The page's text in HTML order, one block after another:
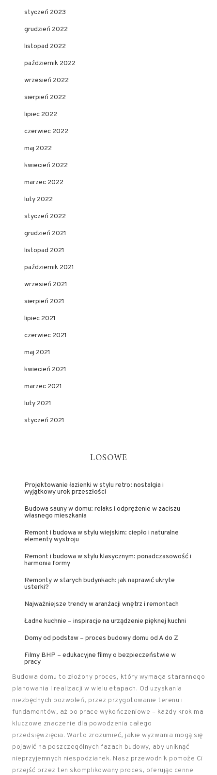
styczeń 2023
grudzień 2022
listopad 2022
październik 2022
wrzesień 2022
sierpień 2022
lipiec 2022
czerwiec 2022
maj 2022
kwiecień 2022
marzec 2022
luty 2022
styczeń 2022
grudzień 2021
listopad 2021
październik 2021
wrzesień 2021
sierpień 2021
lipiec 2021
czerwiec 2021
maj 2021
kwiecień 2021
marzec 2021
luty 2021
styczeń 2021
LOSOWE
Projektowanie łazienki w stylu retro: nostalgia i
wyjątkowy urok przeszłości
Budowa sauny w domu: relaks i odprężenie w zaciszu
własnego mieszkania
Remont i budowa w stylu wiejskim: ciepło i naturalne
elementy wystroju
Remont i budowa w stylu klasycznym: ponadczasowość i
harmonia formy
Remonty w starych budynkach: jak naprawić ukryte
usterki?
Najważniejsze trendy w aranżacji wnętrz i remontach
Ładne kuchnie – inspiracje na urządzenie pięknej kuchni
Domy od podstaw – proces budowy domu od A do Z
Filmy BHP – edukacyjne filmy o bezpieczeństwie w
pracy
Budowa domu to złożony proces, który wymaga starannego
planowania i realizacji w wielu etapach. Od uzyskania
niezbędnych pozwoleń, przez przygotowanie terenu i
fundamentów, aż po prace wykończeniowe – każdy krok ma
kluczowe znaczenie dla powodzenia całego
przedsięwzięcia. Warto zrozumieć, jakie wyzwania mogą się
pojawić na poszczególnych fazach budowy, aby uniknąć
nieprzyjemnych niespodzianek. Nasz przewodnik pomoże Ci
przejść przez ten skomplikowany proces, oferując cenne